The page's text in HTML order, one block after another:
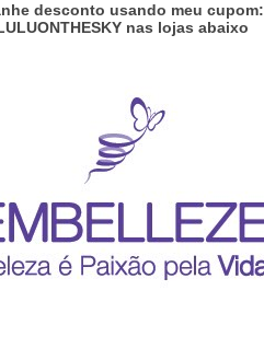
desconto usando meu cupom:
nas lojas abaixo